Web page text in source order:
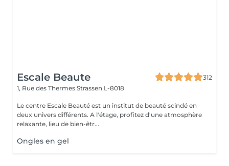
Escale Beaute
312
1, Rue des Thermes Strassen L-8018
Le centre Escale Beauté est un institut de beauté scindé en
deux univers différents. A l'étage, profitez d'une atmosphère
relaxante, lieu de bien-êtr...
Ongles en gel